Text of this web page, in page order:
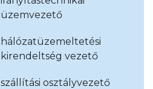
üzemvezető
hálózatüzemeltetési
kirendeltség vezető
szállítási osztályvezető